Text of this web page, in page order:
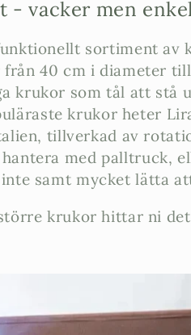
- vacker men
sortiment av
40 cm i diameter
krukor som tål att stå
krukor heter
tillverkad av
med palltruck,
samt mycket lätta
krukor hittar ni